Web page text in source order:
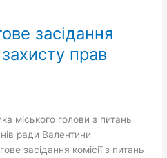
засідання
захисту прав
міського голови з питань
ради Валентини
засідання комісії з питань